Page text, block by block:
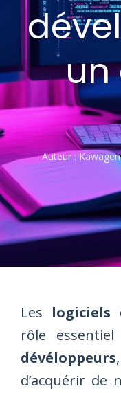
un
Auteur :
Les logiciels
rôle
dévéloppeurs
d’acquérir de